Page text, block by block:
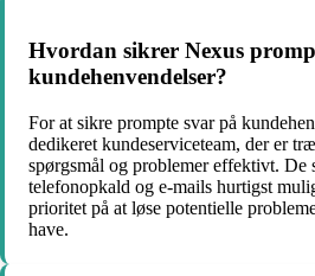
Hvordan sikrer Nexus
kundehenvendelser?
For at sikre prompte svar på
dedikeret kundeserviceteam, der er
spørgsmål og problemer effektivt. De
telefonopkald og e-mails hurtigst
prioritet på at løse potentielle
have.